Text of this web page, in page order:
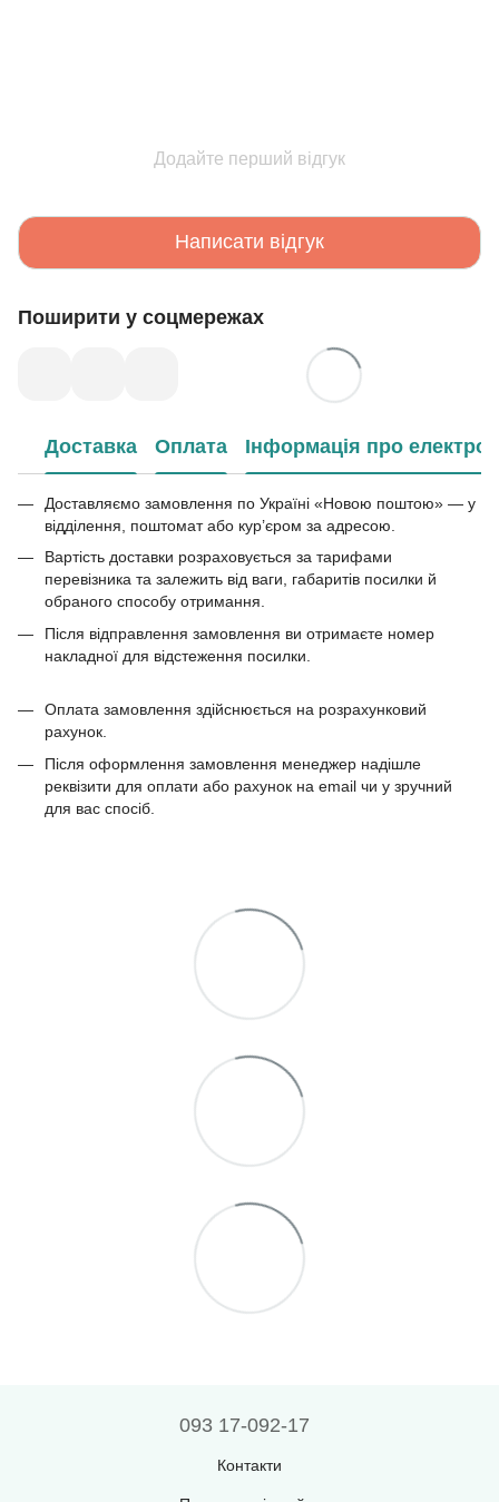
Додайте перший відгук
Написати відгук
Поширити у соцмережах
Доставка Оплата Інформація про
Доставляємо замовлення по Україні «Новою поштою» — у
відділення, поштомат або кур’єром за адресою.
Вартість доставки розраховується за тарифами
перевізника та залежить від ваги, габаритів посилки й
обраного способу отримання.
Після відправлення замовлення ви отримаєте номер
накладної для відстеження посилки.
Оплата замовлення здійснюється на розрахунковий
рахунок.
Після оформлення замовлення менеджер надішле
реквізити для оплати або рахунок на email чи у зручний
для вас спосіб.
093 17-092-17
Контакти